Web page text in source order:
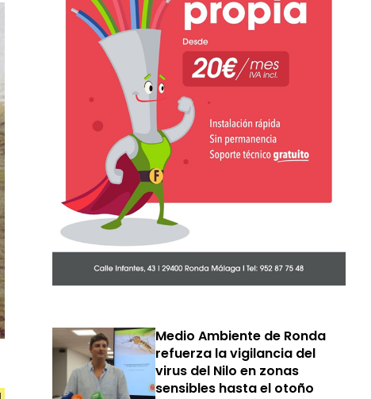
Medio Ambiente de Ronda
refuerza la vigilancia del
virus del Nilo en zonas
sensibles hasta el otoño